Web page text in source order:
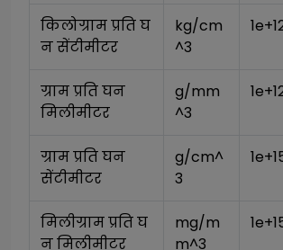
किलोग्राम प्रति घ
न सेंटीमीटर
kg/cm
^3
ग्राम प्रति घन
मिलीमीटर
g/mm
^3
ग्राम प्रति घन
सेंटीमीटर
g/cm^
3
मिलीग्राम प्रति घ
न मिलीमीटर
mg/m
m^3